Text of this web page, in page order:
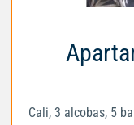
Cali, 3 alcobas, 5